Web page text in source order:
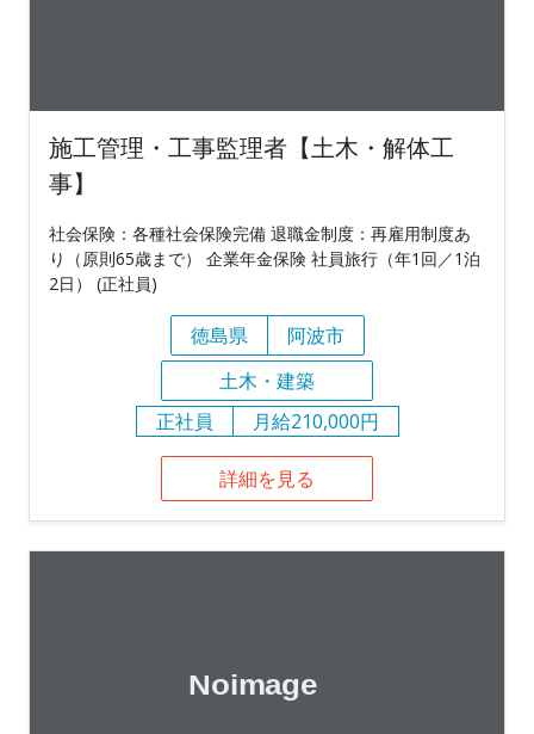
施工管理・工事監理者【土木・解体工
事】
社会保険：各種社会保険完備 退職金制度：再雇用制度あ
り（原則65歳まで） 企業年金保険 社員旅行（年1回／1泊
2日） (正社員)
徳島県
阿波市
土木・建築
正社員
月給210,000円
詳細を見る